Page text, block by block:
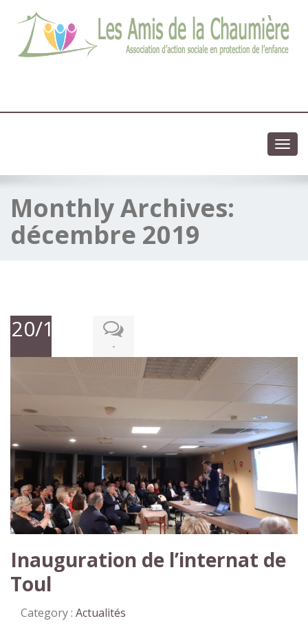
Monthly Archives:
décembre 2019
20/12/2019
-
Inauguration de l’internat de
Toul
Category : Actualités